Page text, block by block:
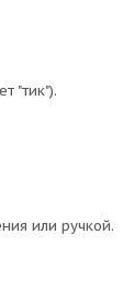
"тик").
или ручкой.